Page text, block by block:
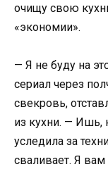
очищу свою
«экономии».
— Я не буду на
сериал через
свекровь,
из кухни. — Ишь,
уследила за
сваливает. Я